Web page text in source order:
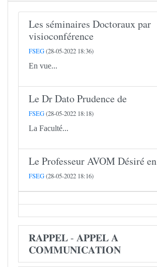
Les séminaires Doctoraux par
visioconférence
FSEG(28-05-2022 18:36)
En vue...
Le Dr Dato Prudence de
FSEG(28-05-2022 18:18)
La Faculté...
Le Professeur AVOM Désiré en
FSEG(28-05-2022 18:16)
𝐑𝐀𝐏𝐏𝐄𝐋 - 𝐀𝐏𝐏𝐄𝐋 𝐀
𝐂𝐎𝐌𝐌𝐔𝐍𝐈𝐂𝐀𝐓𝐈𝐎𝐍